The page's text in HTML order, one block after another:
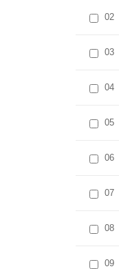
02
03
04
05
06
07
08
09